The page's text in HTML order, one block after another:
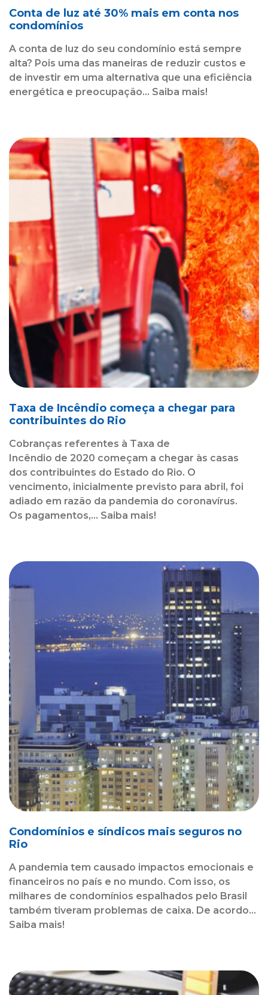
Conta de luz até 30% mais em conta nos
condomínios
A conta de luz do seu condomínio está sempre
alta? Pois uma das maneiras de reduzir custos e
de investir em uma alternativa que una eficiência
energética e preocupação... Saiba mais!
Taxa de Incêndio começa a chegar para
contribuintes do Rio
Cobranças referentes à Taxa de
Incêndio de 2020 começam a chegar às casas
dos contribuintes do Estado do Rio. O
vencimento, inicialmente previsto para abril, foi
adiado em razão da pandemia do coronavírus.
Os pagamentos,... Saiba mais!
Condomínios e síndicos mais seguros no
Rio
A pandemia tem causado impactos emocionais e
financeiros no país e no mundo. Com isso, os
milhares de condomínios espalhados pelo Brasil
também tiveram problemas de caixa. De acordo...
Saiba mais!